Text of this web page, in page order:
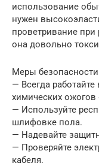
использование
нужен
проветривание при
она довольно
Меры
— Всегда
химических ожогов
— Используйте
шлифовке пола.
— Надевайте
— Проверяйте
кабеля.